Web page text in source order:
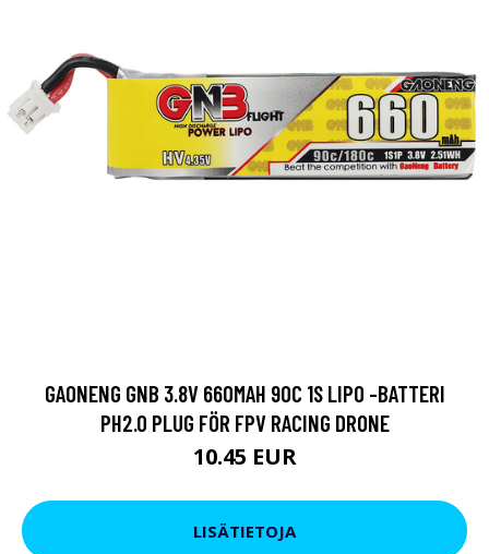
GAONENG GNB 3.8V 660MAH 90C 1S LIPO -BATTERI
PH2.0 PLUG FÖR FPV RACING DRONE
10.45 EUR
LISÄTIETOJA